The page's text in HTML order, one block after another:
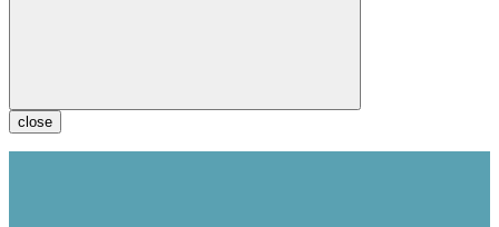
close